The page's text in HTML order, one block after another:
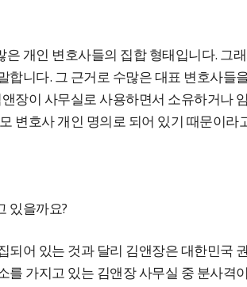
개인 변호사들의 집합 형태입니다. 그
합니다. 그 근거로 수많은 대표 변호사들
장이 사무실로 사용하면서 소유하거나
변호사 개인 명의로 되어 있기 때문이라
있을까요?
어 있는 것과 달리 김앤장은 대한민국
를 가지고 있는 김앤장 사무실 중 분사격